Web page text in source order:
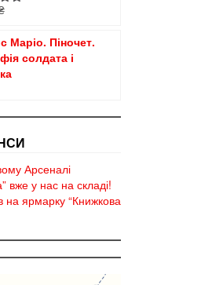
в
Маріо. Піночет.
солдата і
Арсеналі
вже у нас на складі!
ярмарку “Книжкова